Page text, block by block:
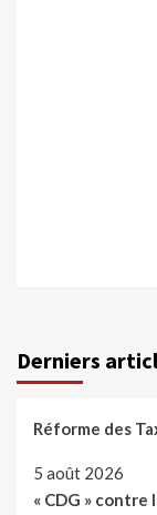
Derniers
Réforme des
5 août 2026
« CDG » contre